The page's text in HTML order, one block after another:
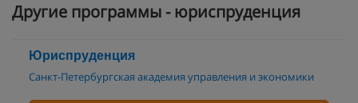
Другие программы - юриспруденция
Юриспруденция
Санкт-Петербургская академия управления и экономики